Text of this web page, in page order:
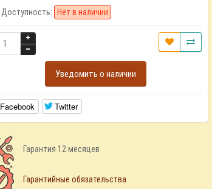
Доступность: Нет в наличии
Уведомить о наличии
Facebook Twitter
Гарантия 12 месяцев
Гарантийные обязательства